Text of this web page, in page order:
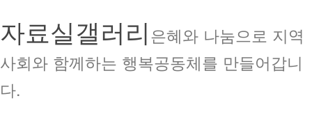
자료실갤러리은혜와 나눔으로 지역
사회와 함께하는 행복공동체를 만들어갑니
다.